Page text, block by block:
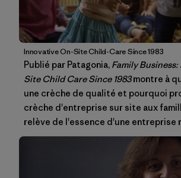
Innovative On-Site Child-Care Since 1983
Publié par Patagonia, Family
Site Child Care Since 1983montre à
une crèche de qualité et pourquoi
crèche d'entreprise sur site aux
relève de l'essence d'une entreprise